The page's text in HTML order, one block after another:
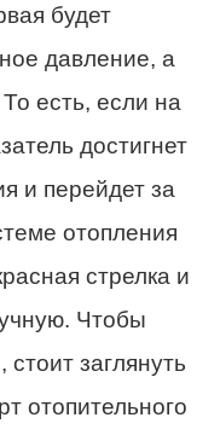
будет
давление, а
есть, если на
достигнет
и перейдет за
отопления
стрелка и
Чтобы
заглянуть
отопительного